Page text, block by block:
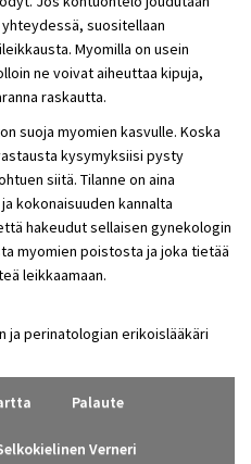
suositellaan
Myomilla on usein
ne voivat aiheuttaa kipuja,
raskautta.
suoja myomien kasvulle. Koska
kysymyksiisi pysty
siitä. Tilanne on aina
kokonaisuuden kannalta
hakeudut sellaisen gynekologin
myomien poistosta ja joka tietää
leikkaamaan.
ja perinatologian erikoislääkäri
Palaute
Verneri